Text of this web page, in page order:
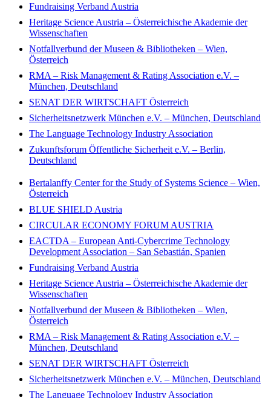
Fundraising Verband Austria
Heritage Science Austria – Österreichische Akademie der
Wissenschaften
Notfallverbund der Museen & Bibliotheken – Wien,
Österreich
RMA – Risk Management & Rating Association e.V. –
München, Deutschland
SENAT DER WIRTSCHAFT Österreich
Sicherheitsnetzwerk München e.V. – München, Deutschland
The Language Technology Industry Association
Zukunftsforum Öffentliche Sicherheit e.V. – Berlin,
Deutschland
Bertalanffy Center for the Study of Systems Science – Wien,
Österreich
BLUE SHIELD Austria
CIRCULAR ECONOMY FORUM AUSTRIA
EACTDA – European Anti-Cybercrime Technology
Development Association – San Sebastián, Spanien
Fundraising Verband Austria
Heritage Science Austria – Österreichische Akademie der
Wissenschaften
Notfallverbund der Museen & Bibliotheken – Wien,
Österreich
RMA – Risk Management & Rating Association e.V. –
München, Deutschland
SENAT DER WIRTSCHAFT Österreich
Sicherheitsnetzwerk München e.V. – München, Deutschland
The Language Technology Industry Association